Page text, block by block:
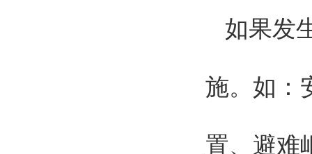
如果发
施。如：
置、避难